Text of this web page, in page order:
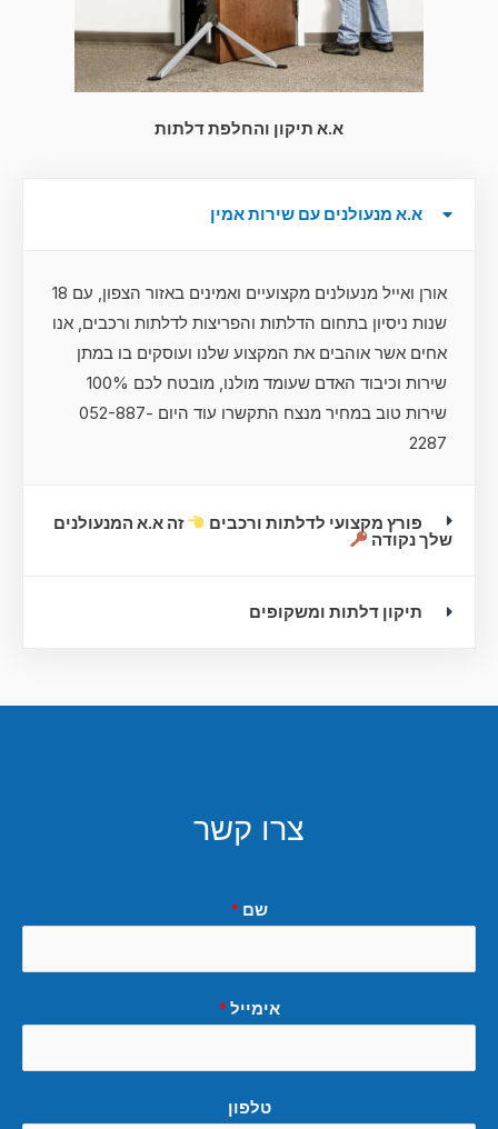
א.א תיקון והחלפת דלתות
א.א מנעולנים עם שירות אמין
אורן ואייל מנעולנים מקצועיים ואמינים באזור הצפון, עם 18
שנות ניסיון בתחום הדלתות והפריצות לדלתות ורכבים, אנו
אחים אשר אוהבים את המקצוע שלנו ועוסקים בו במתן
שירות וכיבוד האדם שעומד מולנו, מובטח לכם 100%
שירות טוב במחיר מנצח התקשרו עוד היום 052-887-
2287
פורץ מקצועי לדלתות ורכבים
זה א.א המנעולנים
שלך נקודה
תיקון דלתות ומשקופים
צרו קשר
שם*
אימייל*
טלפון